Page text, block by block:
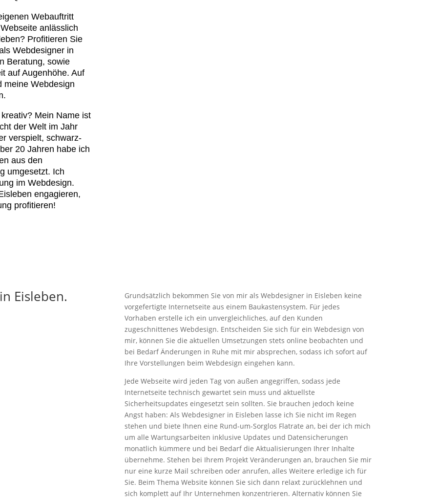
Webauftritt
anlässlich
Profitieren Sie
Webdesigner in
Beratung, sowie
auf Augenhöhe. Auf
meine Webdesign
Mein Name ist
der Welt im Jahr
verspielt, schwarz-
20 Jahren habe ich
aus den
umgesetzt. Ich
im Webdesign.
engagieren,
profitieren!
Eisleben.
Grundsätzlich bekommen Sie von mir als Webdesigner in Eisleben keine
vorgefertigte Internetseite aus einem Baukastensystem. Für jedes
Vorhaben erstelle ich ein unvergleichliches, auf den Kunden
zugeschnittenes Webdesign. Entscheiden Sie sich für ein Webdesign von
mir, können Sie die aktuellen Umsetzungen stets online beobachten und
bei Bedarf Änderungen in Ruhe mit mir absprechen, sodass ich sofort auf
Ihre Vorstellungen beim Webdesign eingehen kann.
Jede Webseite wird jeden Tag von außen angegriffen, sodass jede
Internetseite technisch gewartet sein muss und aktuellste
Sicherheitsupdates eingesetzt sein sollten. Sie brauchen jedoch keine
Angst haben: Als Webdesigner in Eisleben lasse ich Sie nicht im Regen
stehen und biete Ihnen eine Rund-um-Sorglos Flatrate an, bei der ich mich
um alle Wartungsarbeiten inklusive Updates und Datensicherungen
monatlich kümmere und bei Bedarf die Aktualisierungen Ihrer Inhalte
übernehme. Stehen bei Ihrem Projekt Veränderungen an, brauchen Sie mir
nur eine kurze Mail schreiben oder anrufen, alles Weitere erledige ich für
Sie. Beim Thema Website können Sie sich dann relaxt zurücklehnen und
sich komplett auf Ihr Unternehmen konzentrieren. Alternativ können Sie